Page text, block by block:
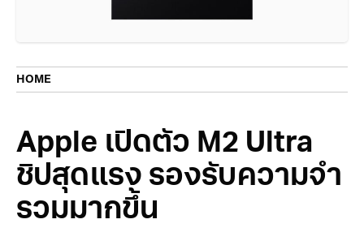
HOME
Apple เปิดตัว M2 Ultra
ชิปสุดแรง รองรับความจำ
รวมมากขึ้น